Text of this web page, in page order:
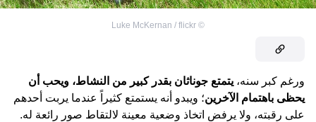
©
Luke McKernan / flickr
ورغم كبر سنه، يتمتع جوناثان بقدر كبير من النشاط، ويحب أن
يحظى باهتمام الآخرين؛ ويبدو أنه يستمتع كثيراً عندما يربت أحدهم
على رقبته، ولا يرفض اتخاذ وضعية معينة لالتقاط صور رائعة له.